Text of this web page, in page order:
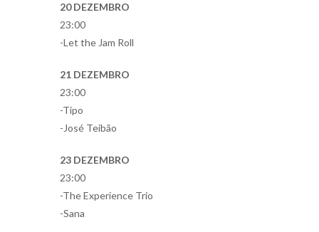
20 DEZEMBRO
23:00
-Let the Jam Roll
21 DEZEMBRO
23:00
-Tipo
-José Teibão
23 DEZEMBRO
23:00
-The Experience Trio
-Sana